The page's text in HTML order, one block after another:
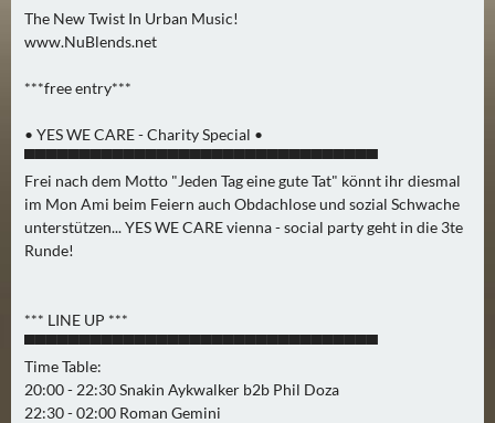
G
E
(
)
E
B
R
G
The New Twist In Urban Music!
www.NuBlends.net
***free entry***
• YES WE CARE - Charity Special •
▀▀▀▀▀▀▀▀▀▀▀▀▀▀▀▀▀▀▀▀▀▀▀▀▀▀▀▀▀▀▀▀
Frei nach dem Motto "Jeden Tag eine gute Tat" könnt ihr diesmal
im Mon Ami beim Feiern auch Obdachlose und sozial Schwache
unterstützen... YES WE CARE vienna - social party geht in die 3te
Runde!
*** LINE UP ***
▀▀▀▀▀▀▀▀▀▀▀▀▀▀▀▀▀▀▀▀▀▀▀▀▀▀▀▀▀▀▀▀
Time Table:
20:00 - 22:30 Snakin Aykwalker b2b Phil Doza
22:30 - 02:00 Roman Gemini